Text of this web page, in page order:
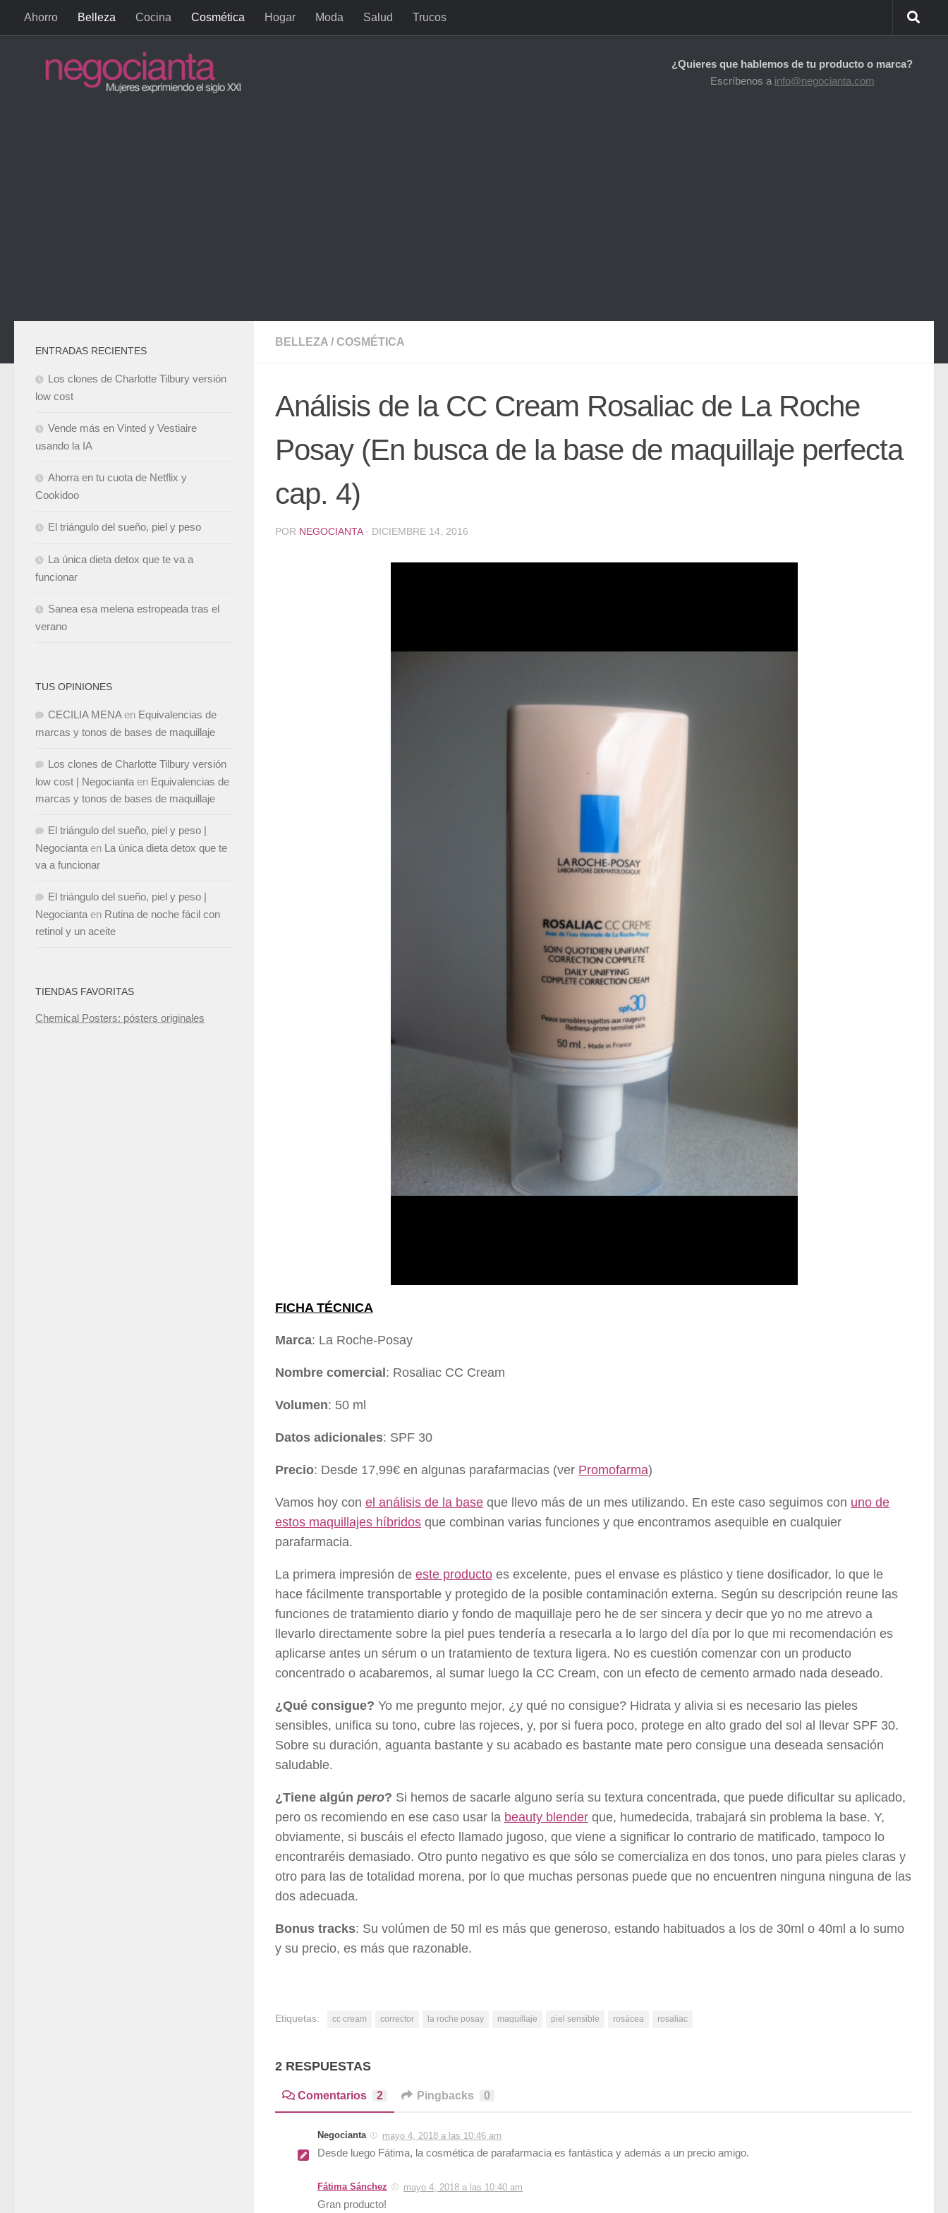
Saltar al contenido
Ahorro Belleza Cocina Cosmética Hogar Moda Salud Trucos
¿Quieres que hablemos de tu producto o marca?
Escríbenos a info@negocianta.com
BELLEZA / COSMÉTICA
Análisis de la CC Cream Rosaliac de La Roche
Posay (En busca de la base de maquillaje perfecta
cap. 4)
POR NEGOCIANTA · DICIEMBRE 14, 2016
FICHA TÉCNICA
Marca: La Roche-Posay
Nombre comercial : Rosaliac CC Cream
Volumen: 50 ml
Datos adicionales: SPF 30
Precio: Desde 17,99€ en algunas parafarmacias (ver Promofarma)
Vamos hoy con el análisis de la base que llevo más de un mes utilizando. En este caso seguimos con uno de
estos maquillajes híbridos que combinan varias funciones y que encontramos asequible en cualquier
parafarmacia.
La primera impresión de este producto es excelente, pues el envase es plástico y tiene dosificador, lo que le
hace fácilmente transportable y protegido de la posible contaminación externa. Según su descripción reune las
funciones de tratamiento diario y fondo de maquillaje pero he de ser sincera y decir que yo no me atrevo a
llevarlo directamente sobre la piel pues tendería a resecarla a lo largo del día por lo que mi recomendación es
aplicarse antes un sérum o un tratamiento de textura ligera. No es cuestión comenzar con un producto
concentrado o acabaremos, al sumar luego la CC Cream, con un efecto de cemento armado nada deseado.
¿Qué consigue? Yo me pregunto mejor, ¿y qué no consigue? Hidrata y alivia si es necesario las pieles
sensibles, unifica su tono, cubre las rojeces, y, por si fuera poco, protege en alto grado del sol al llevar SPF 30.
Sobre su duración, aguanta bastante y su acabado es bastante mate pero consigue una deseada sensación
saludable.
¿Tiene algún pero? Si hemos de sacarle alguno sería su textura concentrada, que puede dificultar su aplicado,
pero os recomiendo en ese caso usar la beauty blender que, humedecida, trabajará sin problema la base. Y,
obviamente, si buscáis el efecto llamado jugoso, que viene a significar lo contrario de matificado, tampoco lo
encontraréis demasiado. Otro punto negativo es que sólo se comercializa en dos tonos, uno para pieles claras y
otro para las de totalidad morena, por lo que muchas personas puede que no encuentren ninguna ninguna de las
dos adecuada.
Bonus tracks: Su volúmen de 50 ml es más que generoso, estando habituados a los de 30ml o 40ml a lo sumo
y su precio, es más que razonable.
Etiquetas: cc cream corrector la roche posay maquillaje piel sensible rosácea rosaliac
2 RESPUESTAS
Comentarios 2 Pingbacks 0
Negocianta mayo 4, 2018 a las 10:46 am
Desde luego Fátima, la cosmética de parafarmacia es fantástica y además a un precio amigo.
Fátima Sánchez mayo 4, 2018 a las 10:40 am
Gran producto!
ENTRADAS RECIENTES
Los clones de Charlotte Tilbury versión
low cost
Vende más en Vinted y Vestiaire
usando la IA
Ahorra en tu cuota de Netflix y
Cookidoo
El triángulo del sueño, piel y peso
La única dieta detox que te va a
funcionar
Sanea esa melena estropeada tras el
verano
TUS OPINIONES
CECILIA MENAen Equivalencias de
marcas y tonos de bases de maquillaje
Los clones de Charlotte Tilbury versión
low cost | Negocianta en Equivalencias de
marcas y tonos de bases de maquillaje
El triángulo del sueño, piel y peso |
Negocianta en La única dieta detox que te
va a funcionar
El triángulo del sueño, piel y peso |
Negocianta en Rutina de noche fácil con
retinol y un aceite
TIENDAS FAVORITAS
Chemical Posters: pósters originales